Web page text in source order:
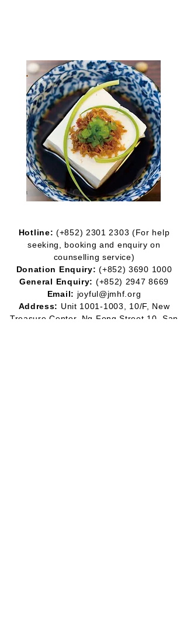
Hotline: (+852) 2301 2303 (For help
seeking, booking and enquiry on
counselling service)
Donation Enquiry: (+852)3690 1000
General Enquiry: (+852) 2947 8669
Email: joyful@jmhf.org
Address: Unit 1001-1003
, 10/F, New
Treasure Center, Ng Fong Street 10, San